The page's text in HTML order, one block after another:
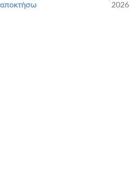
αποκτήσω
2026